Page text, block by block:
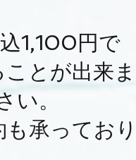
1,100円で
とが出来ま
い。
承っており